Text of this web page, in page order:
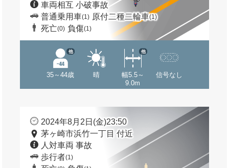
車両相互 小破事故
普通乗用車(1) 原付二種二輪車(1)
死亡(0) 負傷(1)
35～44歳
他
晴
幅5.5～
9.0m
他
信号なし
2024年8月2日(金)23:50
茅ヶ崎市浜竹一丁目 付近
人対車両 事故
歩行者(1)